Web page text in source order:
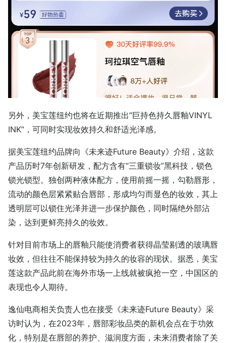
另外，美宝莲纽约也将在近期推出“巨持色持久唇釉VINYL
INK”，可同时实现妆效持久和舒适光泽感。
据美宝莲纽约品牌向《未来迹Future Beauty》介绍，这款
产品历时7年创新研发，配方含有“三重锁妆”黑科技，锁色
锁光锁型。独创两种液体配方，使用前摇一摇，勾勒唇形，
流动的颜色层紧紧贴合唇部，形成均匀而显色的妆效，其上
透明层可以锁住光泽并进一步保护颜色，同时隔绝外部沾
染，达到更鲜亮持久的妆效。
针对目前市场上的唇釉只能使消费者获得晶莹剔透的玻璃唇
妆效，但往往不能保持较为持久的妆容的现状。据悉，美宝
莲这款产品此前在海外市场一上线就被疯抢一空，中国区的
表现也令人期待。
逸仙电商相关负责人也在接受《未来迹Future Beauty》采
访时认为，在2023年，唇部彩妆品类的新机会点在于功效
化，特别是在唇部的养护、滋润度方面，未来消费者除了关